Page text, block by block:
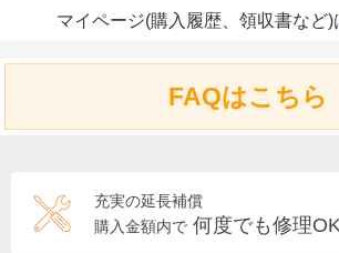
マイページ(購入履歴、領収書など)
FAQはこちら
充実の延長補償
購入金額内で 何度でも修理OK